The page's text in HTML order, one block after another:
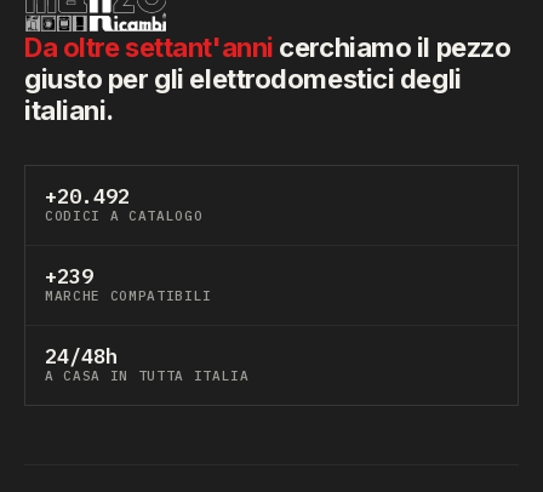
Da oltre settant'anni cerchiamo il pezzo
giusto per gli elettrodomestici degli
italiani.
+20.492
CODICI A CATALOGO
+239
MARCHE COMPATIBILI
24/48h
A CASA IN TUTTA ITALIA